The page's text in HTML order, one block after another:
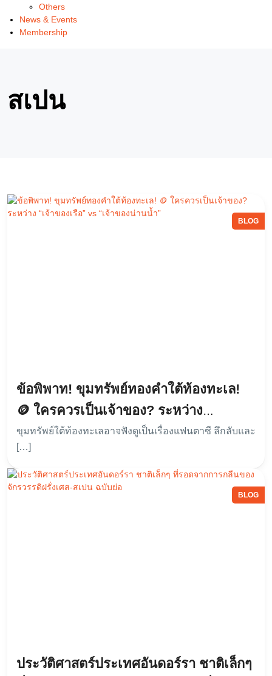
Others
News & Events
Membership
สเปน
BLOG
ข้อพิพาท! ขุมทรัพย์ทองคำใต้ท้องทะเล!
🪙 ใครควรเป็นเจ้าของ? ระหว่าง
“เจ้าของเรือ” vs “เจ้าของน่านน้ำ”
ขุมทรัพย์ใต้ท้องทะเลอาจฟังดูเป็นเรื่องแฟนตาซี ลึกลับและ
[…]
BLOG
ประวัติศาสตร์ประเทศอันดอร์รา ชาติเล็กๆ